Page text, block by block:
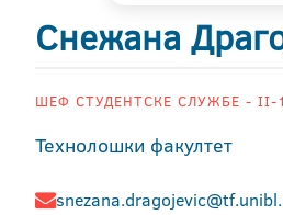
Снежана
ШЕФ СТУДЕНТСКЕ СЛУЖБЕ - II-
Технолошки факултет